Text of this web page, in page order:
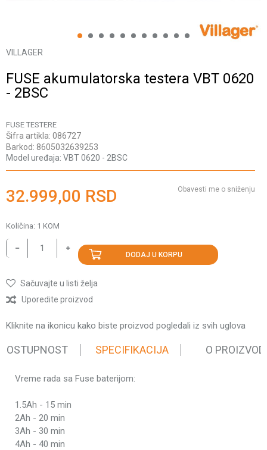
1 2 3 4 5 6 7 8 9 10 11
VILLAGER
FUSE akumulatorska testera VBT 0620
- 2BSC
FUSE TESTERE
Šifra artikla: 086727
Barkod: 8605032639253
Model uređaja: VBT 0620 - 2BSC
32.999,00 RSD Obavesti me o sniženju
Količina: 1 KOM
DODAJ U KORPU
Sačuvajte u listi želja
Uporedite proizvod
Kliknite na ikonicu kako biste proizvod pogledali iz svih uglova
SPECIFIKACIJA O
Karakteristika
Kategorija
Težina pakovanja
Brend
Vreme rada sa Fuse baterijom:
1.5Ah - 15 min
2Ah - 20 min
3Ah - 30 min
4Ah - 40 min